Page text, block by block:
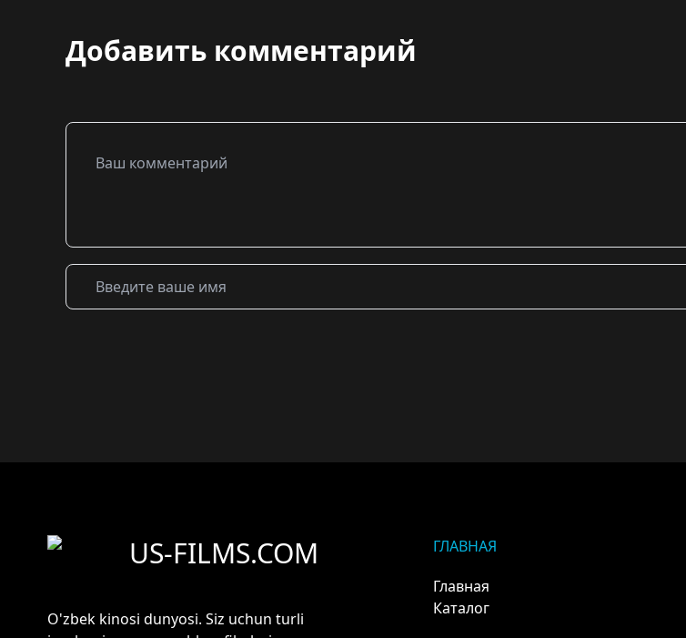
Добавить комментарий
US-FILMS.COM
O'zbek kinosi dunyosi. Siz uchun turli
ГЛАВНАЯ
Главная
Каталог